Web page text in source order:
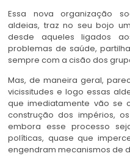
Essa nova organização
aldeias, traz no seu bojo
desde aqueles ligados
problemas de saúde,
sempre com a cisão dos
Mas, de maneira geral,
vicissitudes e logo essas
que imediatamente vão se
construção dos impérios,
embora esse processo
políticas, quase que
engendram mecanismos de